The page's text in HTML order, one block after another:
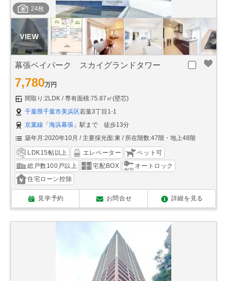
24枚
幕張ベイパーク スカイグランドタワー
7,780万円
間取り:2LDK
専有面積:75.87㎡(壁芯)
千葉県千葉市美浜区若葉3丁目1-1
京葉線 「 海浜幕張 」駅まで 徒歩13分
築年月:2020年10月
主要採光面:東 所在階数:47階・地上48階
LDK15帖以上 エレベーター
ペット可
総戸数100戸以上
宅配BOX
オートロック
住宅ローン控除
見学予約 お問合せ 詳細を見る